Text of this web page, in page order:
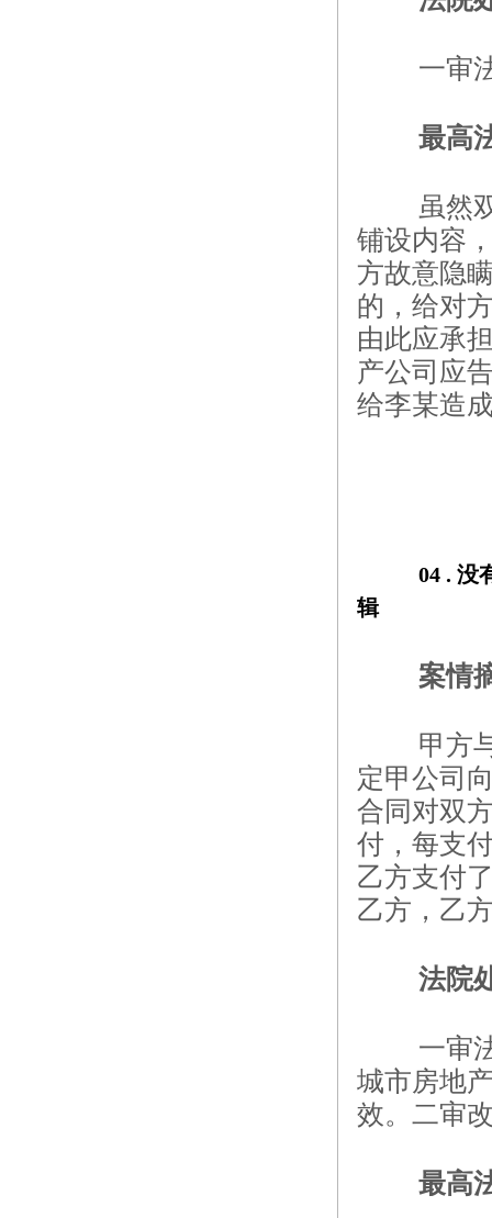
一审
最高
虽然
铺设内容
方故意隐
的，给对
由此应承
产公司应
给李某造
04 . 没
辑
案情
甲方
定甲公司
合同对双
付，每支
乙方支付
乙方，乙
法院
一审
城市房地
效。二审
最高